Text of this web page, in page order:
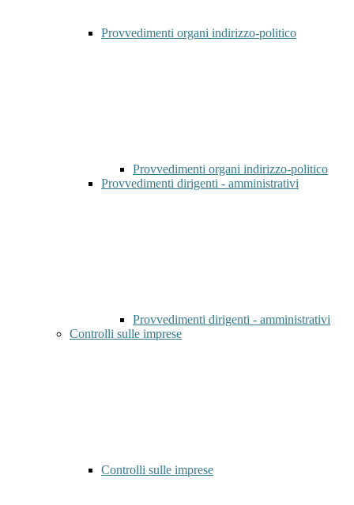
Provvedimenti organi indirizzo-politico
Provvedimenti organi indirizzo-politico
Provvedimenti dirigenti - amministrativi
Provvedimenti dirigenti - amministrativi
Controlli sulle imprese
Controlli sulle imprese